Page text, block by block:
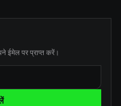
ईमेल पर प्राप्त करें।